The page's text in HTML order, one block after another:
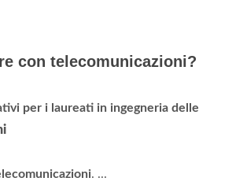
con telecomunicazioni?
per i laureati in ingegneria delle
. ...